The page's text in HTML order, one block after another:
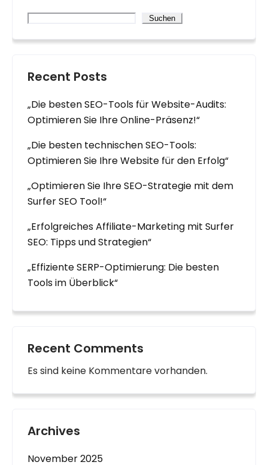
Suchen
Recent Posts
„Die besten SEO-Tools für Website-Audits:
Optimieren Sie Ihre Online-Präsenz!“
„Die besten technischen SEO-Tools:
Optimieren Sie Ihre Website für den Erfolg“
„Optimieren Sie Ihre SEO-Strategie mit dem
Surfer SEO Tool!“
„Erfolgreiches Affiliate-Marketing mit Surfer
SEO: Tipps und Strategien“
„Effiziente SERP-Optimierung: Die besten
Tools im Überblick“
Recent Comments
Es sind keine Kommentare vorhanden.
Archives
November 2025